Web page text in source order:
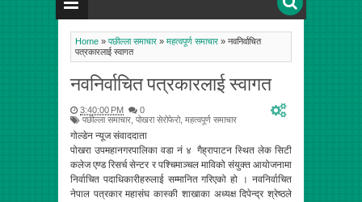
Home » पछील्ला समाचार » महत्वपूर्ण समाचार » नवनिर्वाचित
पत्रकारलाई स्वागत
नवनिर्वाचित पत्रकारलाई स्वागत
3:40:00 PM
0
पछील्ला समाचार पोखरा सेरोफेरो, महत्वपूर्ण समाचार
गोल्डेन न्यूज संवाददाता
पोखरा उपमहानगरपालिका वडा नं ४ गैह्रापाटन स्थित लेक सिटी
कलेज एण्ड रिसर्च सेन्टर र पश्चिमाञ्चल माविको संयुक्त आयोजनामा
निर्वाचित पदाधिकारीहरुलाई सम्मानित गरिएको हो । नवनिर्वाचित
नेपाल पत्रकार महासंघ कास्की शाखाका अध्यक्ष दिपेन्द्र श्रेष्ठले